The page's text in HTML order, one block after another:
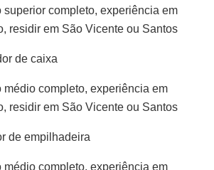
superior completo, experiência em
residir em São Vicente ou Santos
de caixa
médio completo, experiência em
residir em São Vicente ou Santos
de empilhadeira
médio completo, experiência em